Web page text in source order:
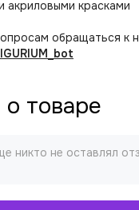
акриловыми красками
обращаться к
товаре
никто не оставлял